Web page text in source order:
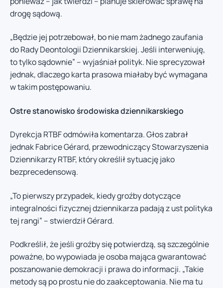
drogę sądową.
„Będzie jej potrzebował, bo nie mam żadnego zaufania
do Rady Deontologii Dziennikarskiej. Jeśli interweniuję,
to tylko sądownie” – wyjaśniał polityk. Nie sprecyzował
jednak, dlaczego karta prasowa miałaby być wymagana
w takim postępowaniu.
Ostre stanowisko środowiska dziennikarskiego
Dyrekcja RTBF odmówiła komentarza. Głos zabrał
jednak Fabrice Gérard, przewodniczący Stowarzyszenia
Dziennikarzy RTBF, który określił sytuację jako
bezprecedensową.
„To pierwszy przypadek, kiedy groźby dotyczące
integralności fizycznej dziennikarza padają z ust polityka
tej rangi” – stwierdził Gérard.
Podkreślił, że jeśli groźby się potwierdzą, są szczególnie
poważne, bo wypowiada je osoba mająca gwarantować
poszanowanie demokracji i prawa do informacji. „Takie
metody są po prostu nie do zaakceptowania. Nie ma tu